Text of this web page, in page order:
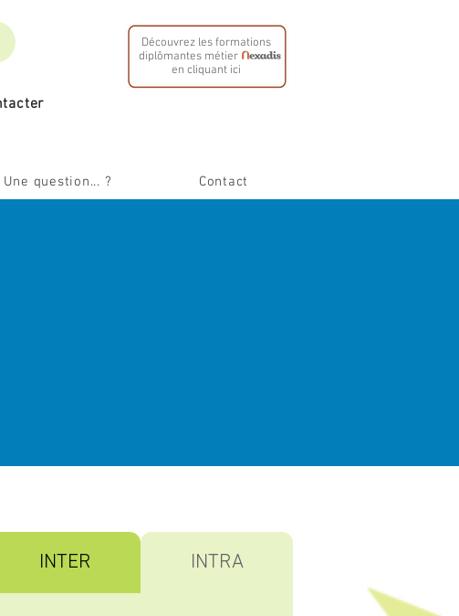
Découvrez les formations
diplômantes métier
en cliquant ici
Une question... ? Contact
INTER INTRA